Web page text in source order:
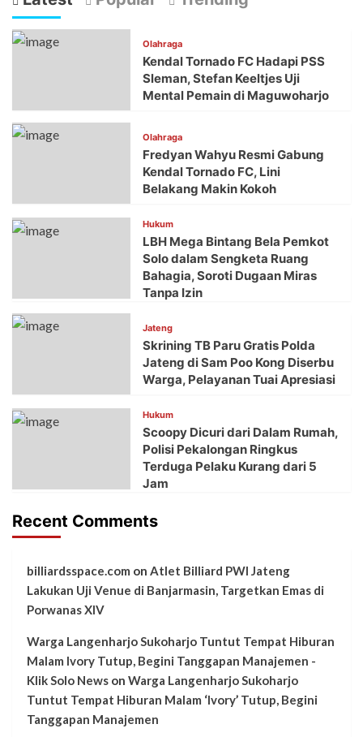
Olahraga
Kendal Tornado FC Hadapi PSS
Sleman, Stefan Keeltjes Uji
Mental Pemain di Maguwoharjo
Olahraga
Fredyan Wahyu Resmi Gabung
Kendal Tornado FC, Lini
Belakang Makin Kokoh
Hukum
LBH Mega Bintang Bela Pemkot
Solo dalam Sengketa Ruang
Bahagia, Soroti Dugaan Miras
Tanpa Izin
Jateng
Skrining TB Paru Gratis Polda
Jateng di Sam Poo Kong Diserbu
Warga, Pelayanan Tuai Apresiasi
Hukum
Scoopy Dicuri dari Dalam Rumah,
Polisi Pekalongan Ringkus
Terduga Pelaku Kurang dari 5
Jam
Recent Comments
billiardsspace.com on Atlet Billiard PWI Jateng
Lakukan Uji Venue di Banjarmasin, Targetkan Emas di
Porwanas XIV
Warga Langenharjo Sukoharjo Tuntut Tempat Hiburan
Malam Ivory Tutup, Begini Tanggapan Manajemen -
Klik Solo News on Warga Langenharjo Sukoharjo
Tuntut Tempat Hiburan Malam ‘Ivory’ Tutup, Begini
Tanggapan Manajemen